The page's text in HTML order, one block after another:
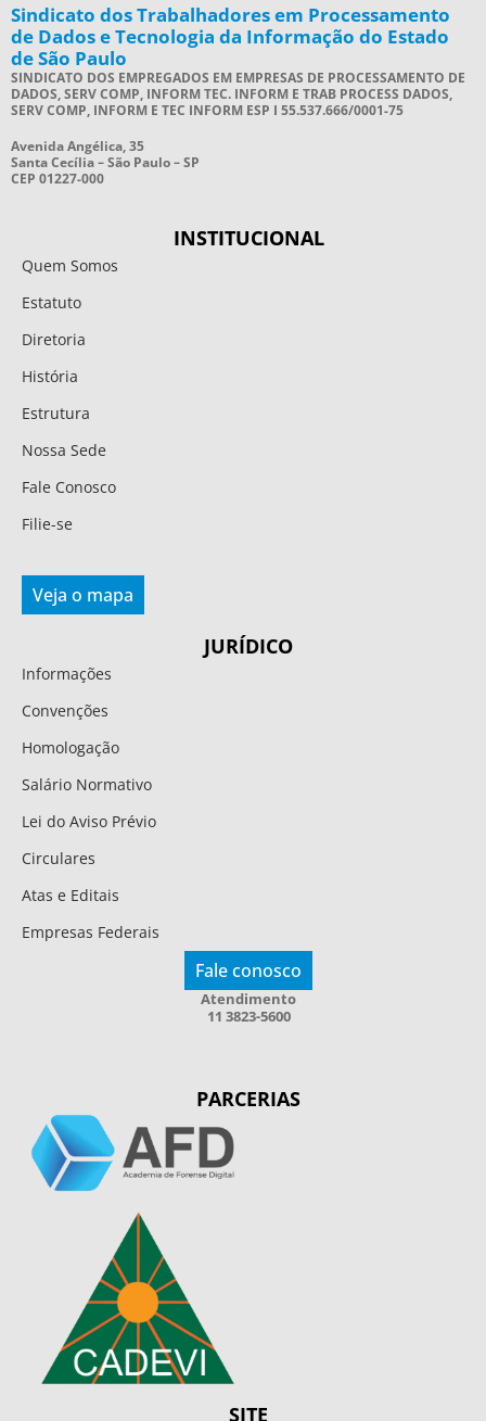
Sindicato dos Trabalhadores em Processamento
de Dados e Tecnologia da Informação do Estado
de São Paulo
SINDICATO DOS EMPREGADOS EM EMPRESAS DE PROCESSAMENTO DE
DADOS, SERV COMP, INFORM TEC. INFORM E TRAB PROCESS DADOS,
SERV COMP, INFORM E TEC INFORM ESP I 55.537.666/0001-75
Avenida Angélica, 35
Santa Cecília – São Paulo – SP
CEP 01227-000
INSTITUCIONAL
Quem Somos
Estatuto
Diretoria
História
Estrutura
Nossa Sede
Fale Conosco
Filie-se
Veja o mapa
JURÍDICO
Informações
Convenções
Homologação
Salário Normativo
Lei do Aviso Prévio
Circulares
Atas e Editais
Empresas Federais
Fale conosco
Atendimento
11 3823-5600
PARCERIAS
SITE